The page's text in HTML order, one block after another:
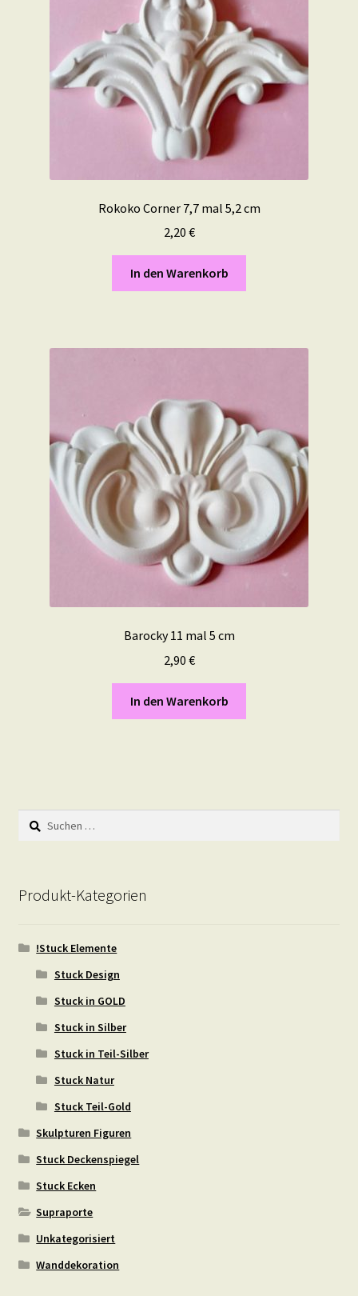
Rokoko Corner 7,7 mal 5,2 cm
2,20 €
In den Warenkorb
Barocky 11 mal 5 cm
2,90 €
In den Warenkorb
Suchen
nach:
Produkt-Kategorien
!Stuck Elemente
Stuck Design
Stuck in GOLD
Stuck in Silber
Stuck in Teil-Silber
Stuck Natur
Stuck Teil-Gold
Skulpturen Figuren
Stuck Deckenspiegel
Stuck Ecken
Supraporte
Unkategorisiert
Wanddekoration